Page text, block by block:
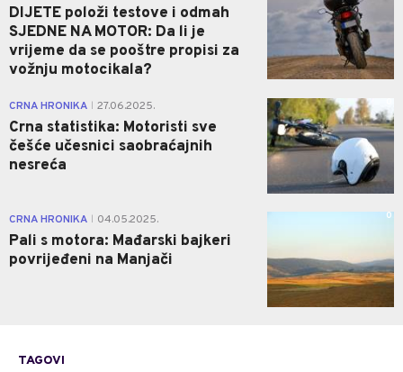
DIJETE položi testove i odmah
SJEDNE NA MOTOR: Da li je
vrijeme da se pooštre propisi za
vožnju motocikala?
CRNA HRONIKA 27.06.2025.
Crna statistika: Motoristi sve
češće učesnici saobraćajnih
nesreća
CRNA HRONIKA 04.05.2025.
Pali s motora: Mađarski bajkeri
povrijeđeni na Manjači
0
TAGOVI